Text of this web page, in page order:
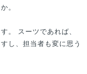
。
。 スーツであれば、
し、担当者も変に思う